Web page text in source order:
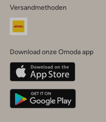
dein
Land
Belgique(Français)
Deutschland
Versandmethoden
Download onze Omoda app